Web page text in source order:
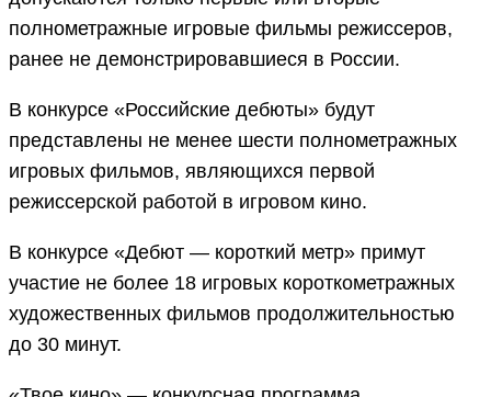
полнометражные игровые фильмы режиссеров,
ранее не демонстрировавшиеся в России.
В конкурсе «Российские дебюты» будут
представлены не менее шести полнометражных
игровых фильмов, являющихся первой
режиссерской работой в игровом кино.
В конкурсе «Дебют — короткий метр» примут
участие не более 18 игровых короткометражных
художественных фильмов продолжительностью
до 30 минут.